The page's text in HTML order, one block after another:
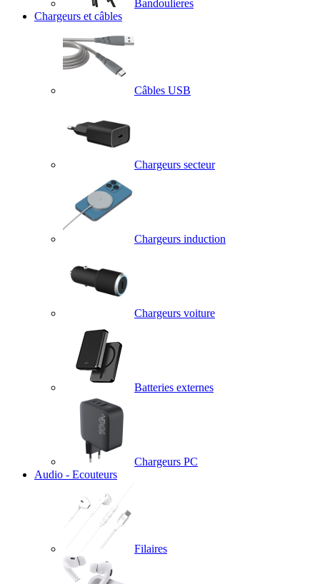
Bandoulieres
Chargeurs et câbles
Câbles USB
Chargeurs secteur
Chargeurs induction
Chargeurs voiture
Batteries externes
Chargeurs PC
Audio - Ecouteurs
Filaires